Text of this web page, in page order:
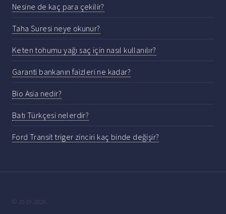
Nesine de kaç para çekilir?
Taha Suresi neye okunur?
Keten tohumu yağı saç için nasıl kullanılır?
Garanti bankanın faizleri ne kadar?
Bio Asia nedir?
Batı Türkçesi nelerdir?
Ford Transit triger zinciri kaç binde değişir?
© 2019-2026.